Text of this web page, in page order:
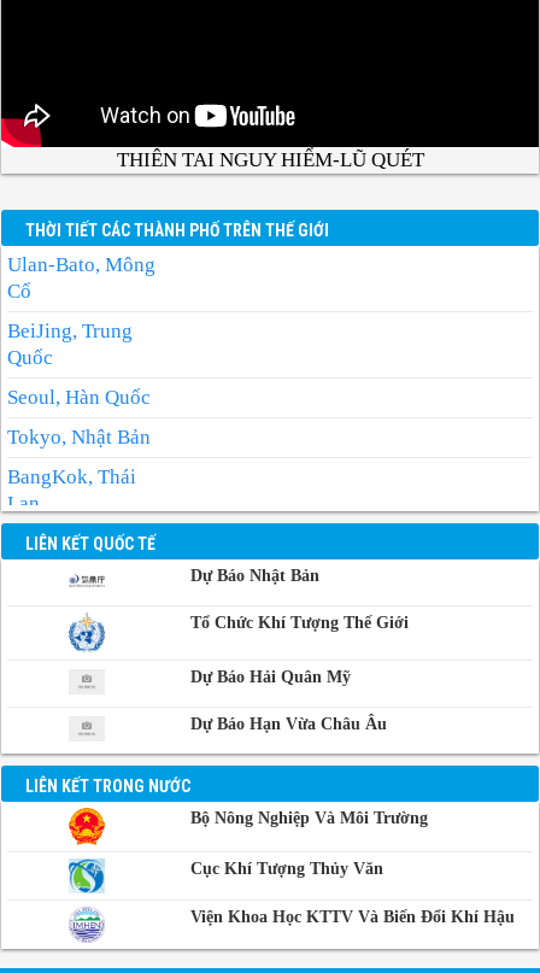
THIÊN TAI NGUY HIỂM-LŨ QUÉT
THỜI TIẾT CÁC THÀNH PHỐ TRÊN THẾ GIỚI
Ulan-Bato, Mông
Cổ
BeiJing, Trung
Quốc
Seoul, Hàn Quốc
Tokyo, Nhật Bản
BangKok, Thái
Lan
Manila, Philippin
Phnom-Penh,
Campuchia
LIÊN KẾT QUỐC TẾ
Dự Báo Nhật Bản
Tổ Chức Khí Tượng Thế Giới
Dự Báo Hải Quân Mỹ
Dự Báo Hạn Vừa Châu Âu
LIÊN KẾT TRONG NƯỚC
Bộ Nông Nghiệp Và Môi Trường
Cục Khí Tượng Thủy Văn
Viện Khoa Học KTTV Và Biến Đổi Khí Hậu